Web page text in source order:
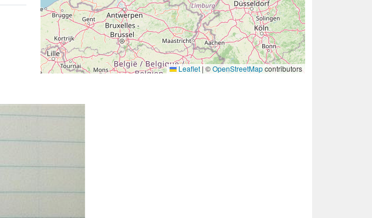
Leaflet |©OpenStreetMapcontributors